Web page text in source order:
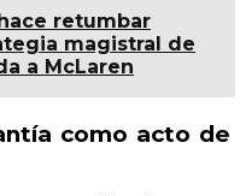
retumbar
magistral de
a McLaren
como acto de